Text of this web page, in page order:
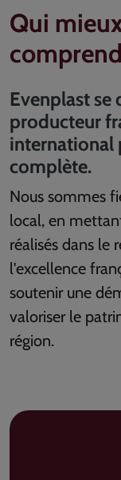
Qui
Evenplast se
producteur
international
complète.
Nous sommes
local, en
réalisés dans le
l'excellence
soutenir une
valoriser le
région.